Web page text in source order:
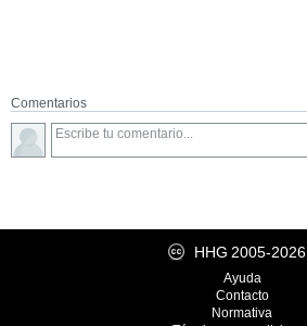
Comentarios
HHG 2005-2026
Ayuda
Contacto
Normativa